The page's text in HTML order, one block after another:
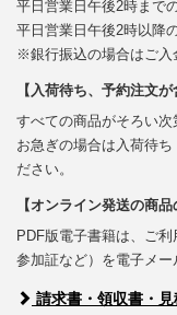
平日営業日午後2時まで
平日営業日午後2時以降
※銀行振込の場合はご入
【入荷待ち、予約注文が
すべての商品がそろい次
お急ぎの場合は入荷待
ださい。
【オンライン発送の商品
PDF版電子書籍は、ご利
参加証など）を電子メー
請求書・領収書・